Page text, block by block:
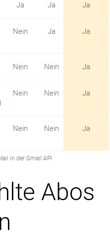
Ja Ja Ja
Nein Ja Ja
Nein Nein Ja
Nein Nein Ja
Nein Nein Ja
in der Gmail API
Abos